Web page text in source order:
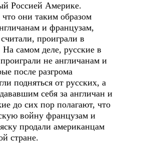
Россией Америке.
они таким образом
и французам,
проиграли в
самом деле, русские в
не англичанам и
после разгрома
подняться от русских, а
себя за англичан и
до сих пор полагают, что
войну французам и
продали американцам
стране.